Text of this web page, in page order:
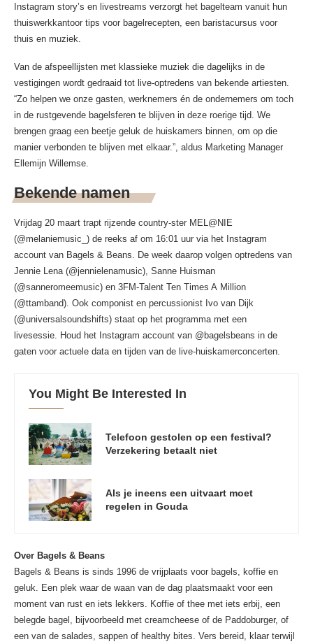
Instagram story’s en livestreams verzorgt het bagelteam vanuit hun
thuiswerkkantoor tips voor bagelrecepten, een baristacursus voor
thuis en muziek.
Van de afspeellijsten met klassieke muziek die dagelijks in de
vestigingen wordt gedraaid tot live-optredens van bekende artiesten.
“Zo helpen we onze gasten, werknemers én de ondernemers om toch
in de rustgevende bagelsferen te blijven in deze roerige tijd. We
brengen graag een beetje geluk de huiskamers binnen, om op die
manier verbonden te blijven met elkaar.”, aldus Marketing Manager
Ellemijn Willemse.
Bekende namen
Vrijdag 20 maart trapt rijzende country-ster MEL@NIE
(@melaniemusic_) de reeks af om 16:01 uur via het Instagram
account van Bagels & Beans. De week daarop volgen optredens van
Jennie Lena (@jennielenamusic), Sanne Huisman
(@sanneromeemusic) en 3FM-Talent Ten Times A Million
(@ttamband). Ook componist en percussionist Ivo van Dijk
(@universalsoundshifts) staat op het programma met een
livesessie. Houd het Instagram account van @bagelsbeans in de
gaten voor actuele data en tijden van de live-huiskamerconcerten.
You Might Be Interested In
Telefoon gestolen op een festival?
Verzekering betaalt niet
Als je ineens een uitvaart moet
regelen in Gouda
Over Bagels & Beans
Bagels & Beans is sinds 1996 de vrijplaats voor bagels, koffie en
geluk. Een plek waar de waan van de dag plaatsmaakt voor een
moment van rust en iets lekkers. Koffie of thee met iets erbij, een
belegde bagel, bijvoorbeeld met creamcheese of de Paddoburger, of
een van de salades, sappen of healthy bites. Vers bereid, klaar terwijl